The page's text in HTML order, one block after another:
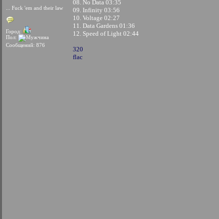
... Fuck 'em and their law
Город:
Пол:
Сообщений: 876
08. No Data 03:35
09. Infinity 03:56
10. Voltage 02:27
11. Data Gardens 01:36
12. Speed of Light 02:44
320
flac